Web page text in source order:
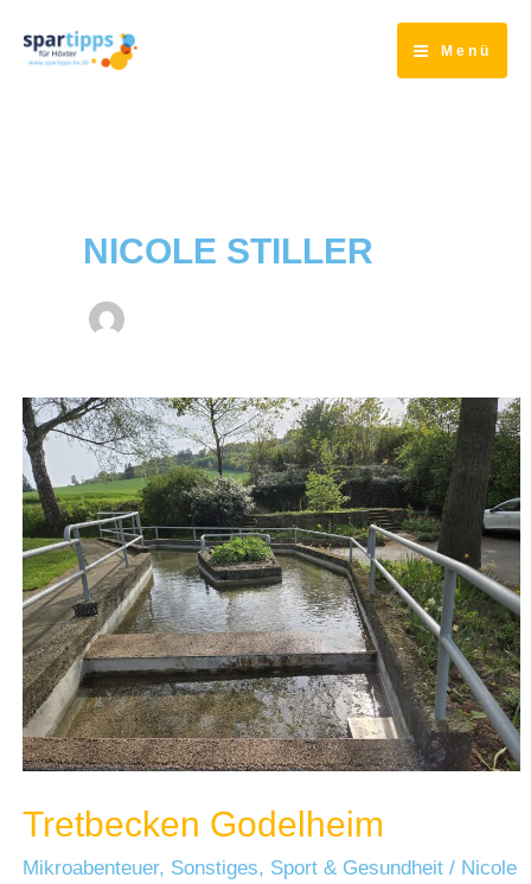
Inhalt
springen
Menü
NICOLE STILLER
Tretbecken Godelheim
Mikroabenteuer, Sonstiges, Sport & Gesundheit / Nicole